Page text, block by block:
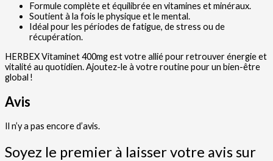
Formule complète et équilibrée en vitamines et minéraux.
Soutient à la fois le physique et le mental.
Idéal pour les périodes de fatigue, de stress ou de
récupération.
HERBEX Vitaminet 400mg est votre allié pour retrouver énergie et
vitalité au quotidien. Ajoutez-le à votre routine pour un bien-être
global !
Avis
Il n’y a pas encore d’avis.
Soyez le premier à laisser votre avis sur